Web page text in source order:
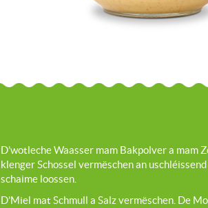
D’wotleche Waasser mam Bakpolver a mam
klenger Schossel vermëschen an
schaime loossen.
D’Miel mat Schmull a Salz vermëschen. De